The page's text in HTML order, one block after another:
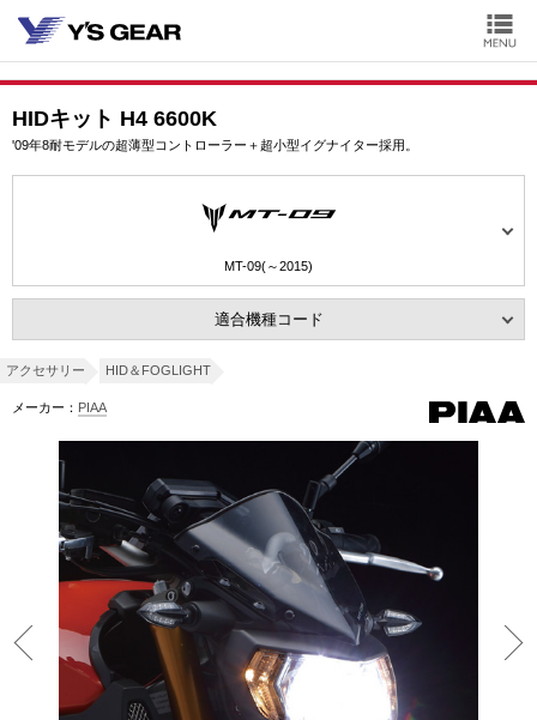
HIDキット H4 6600K
'09年8耐モデルの超薄型コントローラー＋超小型イグナイター採用。
MT-09(～2015)
適合機種コード
アクセサリー HID＆FOGLIGHT
メーカー： PIAA